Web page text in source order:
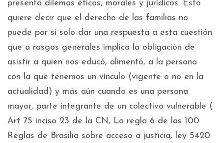
presenta dilemas éticos, morales y jurídicos. Esto
quiere decir que el derecho de las familias no
puede por sí solo dar una respuesta a esta cuestión
que a rasgos generales implica la obligación de
asistir a quien nos educó, alimentó, a la persona
con la que tenemos un vínculo (vigente o no en la
actualidad) y más aún cuando es una persona
mayor, parte integrante de un colectivo vulnerable (
Art 75 inciso 23 de la CN, La regla 6 de las 100
Reglas de Brasilia sobre acceso a justicia, ley 5420